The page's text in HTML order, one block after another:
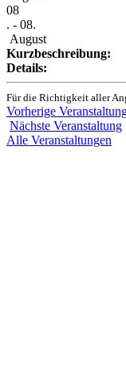
08
. - 08.
August
Kurzbeschreibung:
Details:
Für die Richtigkeit aller
Vorherige
Nächste Veranstaltung
Alle Veranstaltungen